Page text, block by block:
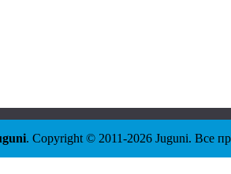
. Copyright © 2011-2026 Juguni. Все